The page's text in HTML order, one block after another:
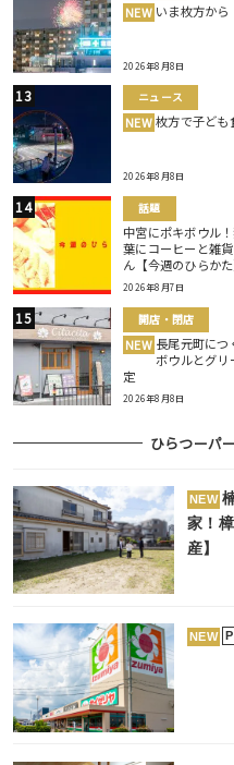
NEW いま枚方から
2026年8月8日
ニュース
NEW 枚方で子ども
2026年8月8日
話題
中宮にポキボウル
葉にコーヒーと雑
ん【今週のひらかた
2026年8月7日
開店・閉店
NEW 長尾元町につ
ボウルとグリ
定
2026年8月8日
ひらつーパ
NEW
家！
産】
NEW